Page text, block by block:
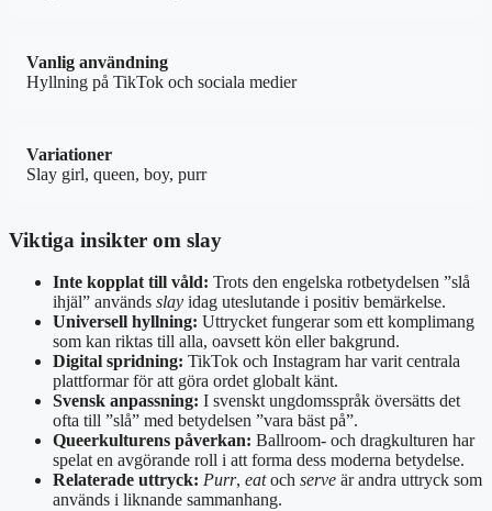
Vanlig användning
Hyllning på TikTok och sociala medier
Variationer
Slay girl, queen, boy, purr
Viktiga insikter om slay
Inte kopplat till våld: Trots den engelska rotbetydelsen ”slå
ihjäl” används slay idag uteslutande i positiv bemärkelse.
Universell hyllning: Uttrycket fungerar som ett komplimang
som kan riktas till alla, oavsett kön eller bakgrund.
Digital spridning: TikTok och Instagram har varit centrala
plattformar för att göra ordet globalt känt.
Svensk anpassning: I svenskt ungdomsspråk översätts det
ofta till ”slå” med betydelsen ”vara bäst på”.
Queerkulturens påverkan: Ballroom- och dragkulturen har
spelat en avgörande roll i att forma dess moderna betydelse.
Relaterade uttryck: Purr, eatoch serve är andra uttryck som
används i liknande sammanhang.